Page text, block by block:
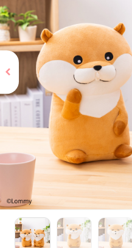
PRIZE 公式
CAPSULE
CAPSULE
プライバシーポ